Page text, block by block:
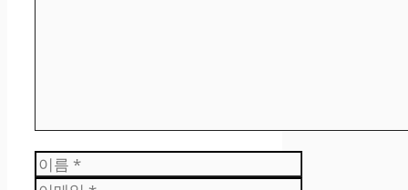
이
름